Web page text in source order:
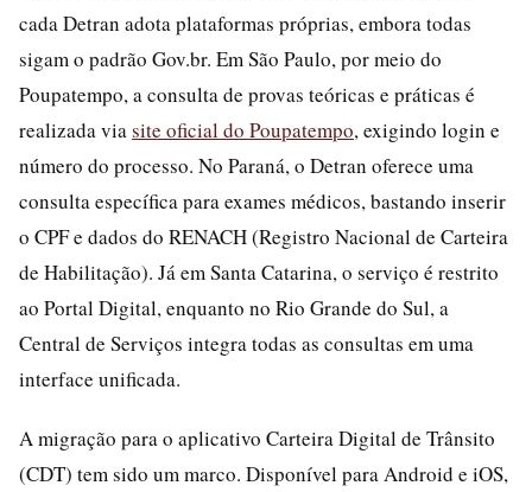
cada Detran adota plataformas próprias, embora todas
sigam o padrão Gov.br. Em São Paulo, por meio do
Poupatempo, a consulta de provas teóricas e práticas é
realizada viasite oficial do Poupatempo, exigindo login e
número do processo. No Paraná, o Detran oferece uma
consulta específica para exames médicos, bastando inserir
o CPF e dados do RENACH (Registro Nacional de Carteira
de Habilitação). Já em Santa Catarina, o serviço é restrito
ao Portal Digital, enquanto no Rio Grande do Sul, a
Central de Serviços integra todas as consultas em uma
interface unificada.
A migração para o aplicativo Carteira Digital de Trânsito
(CDT) tem sido um marco. Disponível para Android e iOS,